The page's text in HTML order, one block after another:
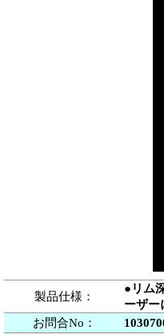
製品仕様：
●リム
ーザー
お問合No：